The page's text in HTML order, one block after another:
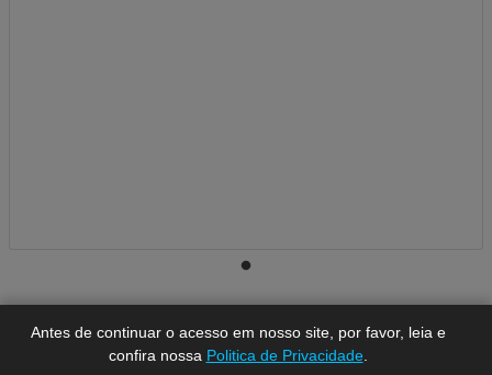
Antes de continuar o acesso em nosso site, por favor, leia e
confira nossa Politica de Privacidade.